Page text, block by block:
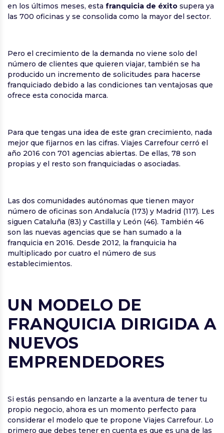
en los últimos meses, esta franquicia de éxito supera ya
las 700 oficinas y se consolida como la mayor del sector.
Pero el crecimiento de la demanda no viene solo del
número de clientes que quieren viajar, también se ha
producido un incremento de solicitudes para hacerse
franquiciado debido a las condiciones tan ventajosas que
ofrece esta conocida marca.
Para que tengas una idea de este gran crecimiento, nada
mejor que fijarnos en las cifras. Viajes Carrefour cerró el
año 2016 con 701 agencias abiertas. De ellas, 78 son
propias y el resto son franquiciadas o asociadas.
Las dos comunidades autónomas que tienen mayor
número de oficinas son Andalucía (173) y Madrid (117). Les
siguen Cataluña (83) y Castilla y León (46). También 46
son las nuevas agencias que se han sumado a la
franquicia en 2016. Desde 2012, la franquicia ha
multiplicado por cuatro el número de sus
establecimientos.
UN MODELO DE
FRANQUICIA DIRIGIDA A
NUEVOS
EMPRENDEDORES
Si estás pensando en lanzarte a la aventura de tener tu
propio negocio, ahora es un momento perfecto para
considerar el modelo que te propone Viajes Carrefour. Lo
primero que debes tener en cuenta es que es una de las